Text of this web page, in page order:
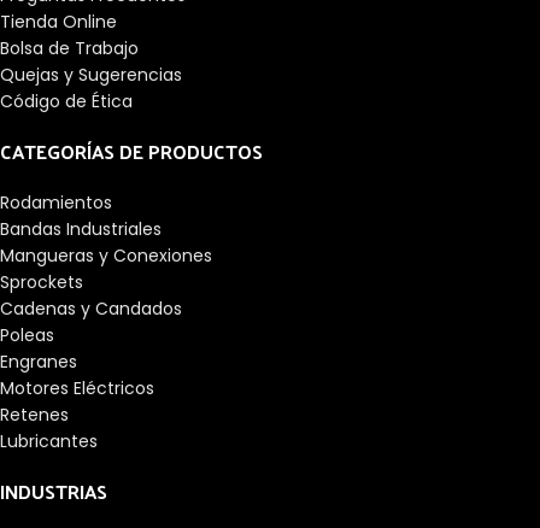
Tienda Online
Bolsa de Trabajo
Quejas y Sugerencias
Código de Ética
CATEGORÍAS DE PRODUCTOS
Rodamientos
Bandas Industriales
Mangueras y Conexiones
Sprockets
Cadenas y Candados
Poleas
Engranes
Motores Eléctricos
Retenes
Lubricantes
INDUSTRIAS